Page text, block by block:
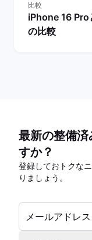
比較
iPhone 16
の比較
最新の整備
すか？
登録しておトクな
りましょう。
メールアドレス